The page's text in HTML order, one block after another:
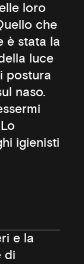
loro
che
è stata la
luce
postura
naso.
igienisti
e la
di